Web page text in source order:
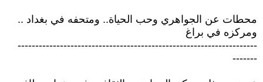
محطات عن الجواهري وحب الحياة.. ومتحفه في بغداد ..
ومركزه في براغ
--------------------------------------------------------------------
-------